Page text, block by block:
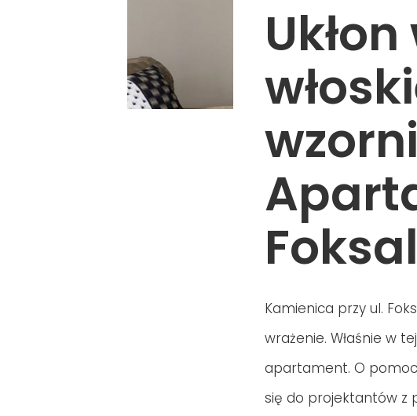
Foksal
Kamienica przy ul.
wrażenie. Właśnie w
apartament. O pomoc
się do projektantów z